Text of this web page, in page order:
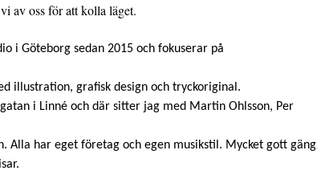
av oss för att kolla läget.
i Göteborg sedan 2015 och fokuserar på
illustration, grafisk design och tryckoriginal.
i Linné och där sitter jag med Martin Ohlsson, Per
Alla har eget företag och egen musikstil. Mycket gott gäng